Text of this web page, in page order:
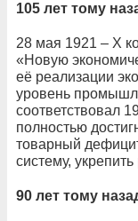
105 лет тому
28 мая 1921 – X
«Новую
её реализации
уровень
соответствовал
полностью
товарный
систему, укрепить
90 лет тому